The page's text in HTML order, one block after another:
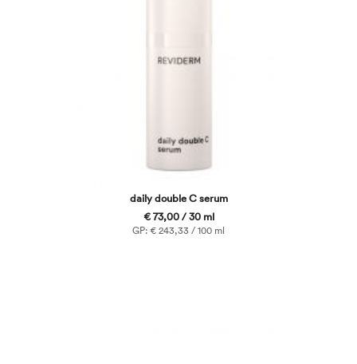
daily double C serum
€ 73,00 / 30 ml
GP: € 243,33 / 100 ml